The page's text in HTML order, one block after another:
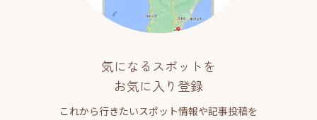
気になるスポットを
お気に入り登録
これから行きたいスポット情報や記事投稿を